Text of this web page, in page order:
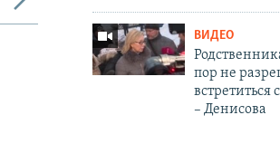
ВИДЕО
пор не
встретиться
– Денисова